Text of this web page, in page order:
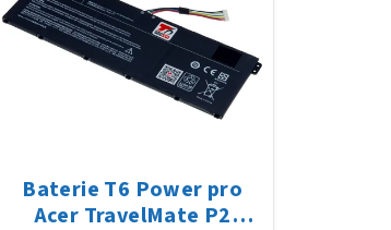
Baterie T6 Power pro
Acer TravelMate P2